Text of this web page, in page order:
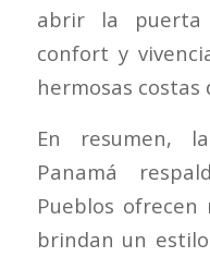
abrir la
confort y
hermosas costas
En resumen,
Panamá
Pueblos ofrecen
brindan un